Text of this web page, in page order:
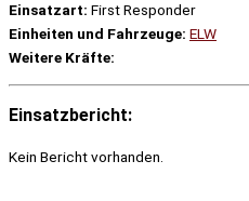
Einsatzart: First Responder
Einheiten und Fahrzeuge: ELW
Weitere Kräfte:
Einsatzbericht:
Kein Bericht vorhanden.